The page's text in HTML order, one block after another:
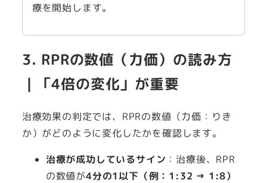
療を開始します。
3. RPRの数値（力価）の読み方
｜「4倍の変化」が重要
治療効果の判定では、RPRの数値（力価：りき
か）がどのように変化したかを確認します。
治療が成功しているサイン ：治療後、RPR
の数値が4分の1以下（例：1:32 → 1:8）